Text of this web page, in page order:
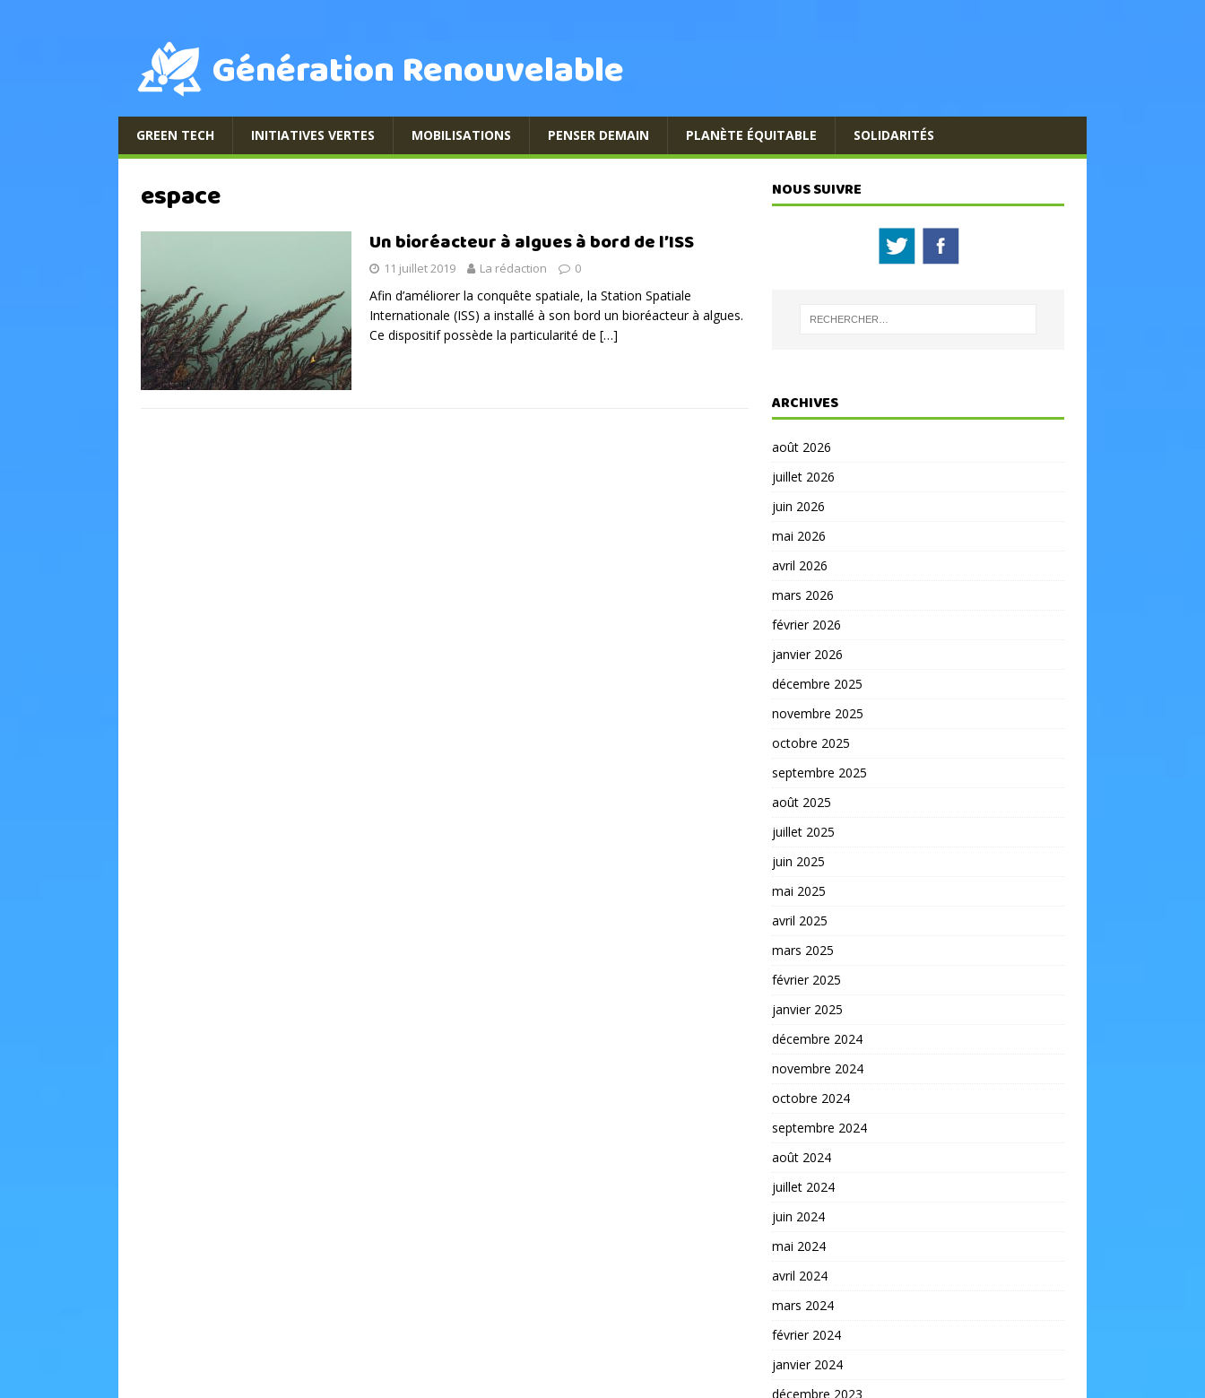
Génération Renouvelable
GREEN TECH INITIATIVES VERTES MOBILISATIONS PENSER DEMAIN PLANÈTE ÉQUITABLE SOLIDARITÉS
espace
Un bioréacteur à algues à bord de l’ISS
11 juillet 2019 La rédaction 0
Afin d’améliorer la conquête spatiale, la Station Spatiale
Internationale (ISS) a installé à son bord un bioréacteur à algues.
Ce dispositif possède la particularité de […]
NOUS SUIVRE
ARCHIVES
août 2026
juillet 2026
juin 2026
mai 2026
avril 2026
mars 2026
février 2026
janvier 2026
décembre 2025
novembre 2025
octobre 2025
septembre 2025
août 2025
juillet 2025
juin 2025
mai 2025
avril 2025
mars 2025
février 2025
janvier 2025
décembre 2024
novembre 2024
octobre 2024
septembre 2024
août 2024
juillet 2024
juin 2024
mai 2024
avril 2024
mars 2024
février 2024
janvier 2024
décembre 2023